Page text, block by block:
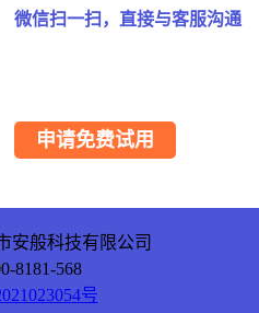
微信扫一扫，直接与客服沟通
申请免费试用
安般科技有限公司
8181-568
号